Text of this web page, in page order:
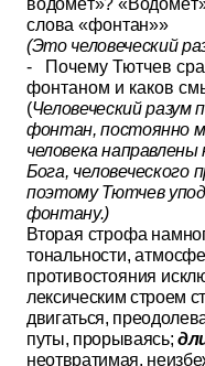
водомёт»? «Во
слова «фонтан»»
(Это человеческий
- Почему Тютчев
фонтаном и каков
(Человеческий
фонтан, постоянно
человека
Бога, человеческого
поэтому Тютчев
фонтану.)
Вторая строфа
тональности,
противостояния
лексическим строем
двигаться,
путы, прорываясь;
неотвратимая,